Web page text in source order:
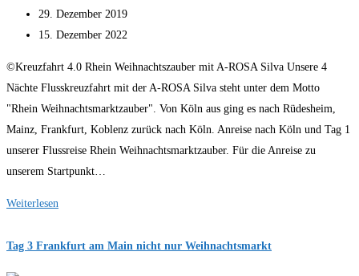
Autor:
Beitrag
veröffentlicht:
29. Dezember 2019
Beitrag
15. Dezember 2022
©Kreuzfahrt 4.0 Rhein Weihnachtszauber mit A-ROSA Silva Unsere 4
Nächte Flusskreuzfahrt mit der A-ROSA Silva steht unter dem Motto
"Rhein Weihnachtsmarktzauber". Von Köln aus ging es nach Rüdesheim,
Mainz, Frankfurt, Koblenz zurück nach Köln. Anreise nach Köln und Tag 1
unserer Flussreise Rhein Weihnachtsmarktzauber. Für die Anreise zu
unserem Startpunkt…
Weiterlesen
mit
Tag 3 Frankfurt am Main nicht nur Weihnachtsmarkt